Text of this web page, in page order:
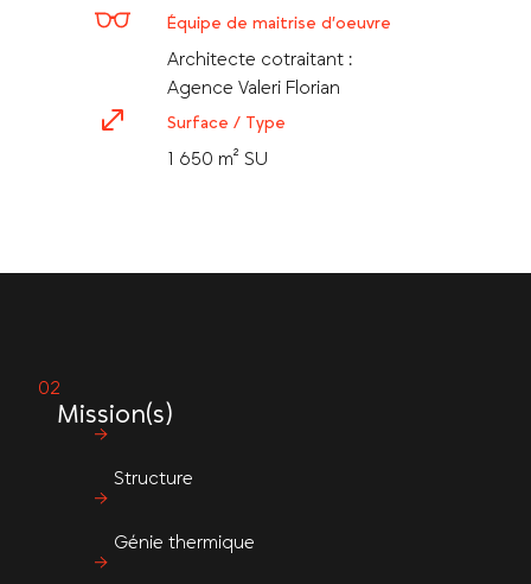
Équipe de maitrise d’oeuvre
Architecte cotraitant :
Agence Valeri Florian
Surface / Type
1 650 m² SU
Mission(s)
Structure
Génie thermique